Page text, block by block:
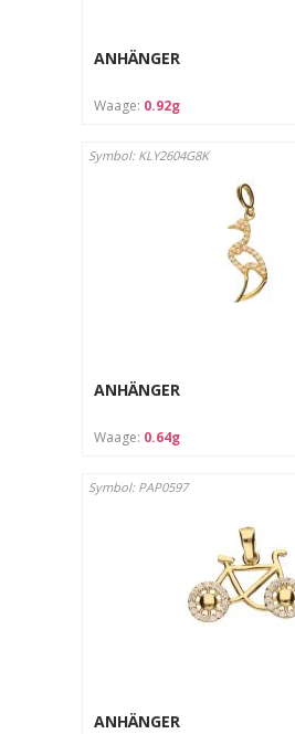
ANHÄNGER
Waage: 0.92g
Symbol: KLY2604G8K
ANHÄNGER
Waage: 0.64g
Symbol: PAP0597
ANHÄNGER